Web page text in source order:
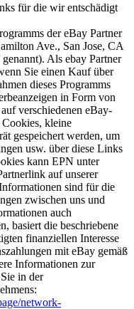
für die wir entschädigt
der eBay Partner
Ave., San Jose, CA
Als ebay Partner
Sie einen Kauf über
dieses Programms
in Form von
verschiedenen eBay-
kleine
gespeichert werden, um
usw. über diese Links
kann EPN unter
auf unserer
sind für die
zwischen uns und
auch
basiert die beschriebene
finanziellen Interesse
mit eBay gemäß
Informationen zur
in der
network-